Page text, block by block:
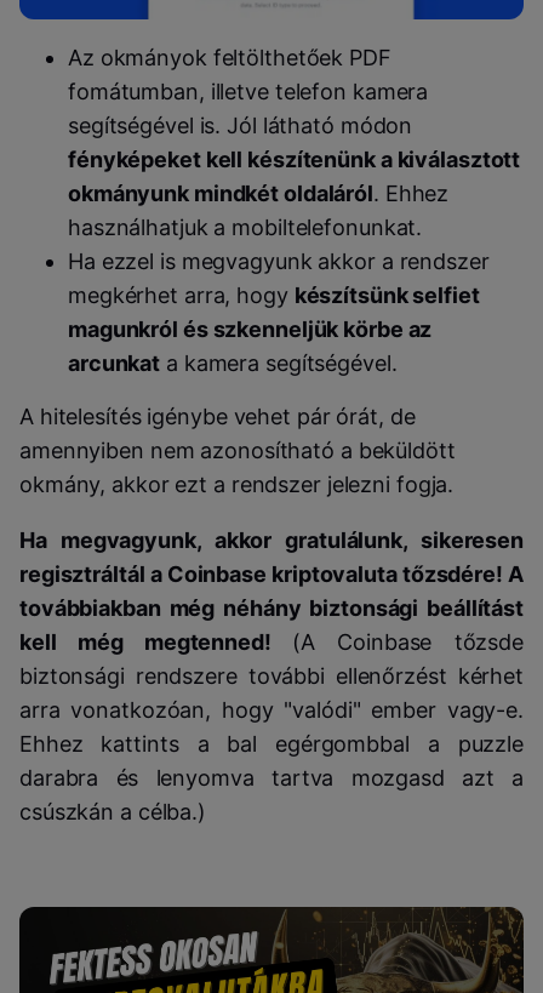
Az okmányok feltölthetőek PDF
fomátumban, illetve telefon kamera
segítségével is. Jól látható módon
fényképeket kell készítenünk a kiválasztott
okmányunk mindkét oldaláról. Ehhez
használhatjuk a mobiltelefonunkat.
Ha ezzel is megvagyunk akkor a rendszer
megkérhet arra, hogy készítsünk selfiet
magunkról és szkenneljük körbe az
arcunkat a kamera segítségével.
A hitelesítés igénybe vehet pár órát, de
amennyiben nem azonosítható a beküldött
okmány, akkor ezt a rendszer jelezni fogja.
Ha megvagyunk, akkor gratulálunk, sikeresen
regisztráltál a Coinbase kriptovaluta tőzsdére! A
továbbiakban még néhány biztonsági beállítást
kell még megtenned! (A Coinbase tőzsde
biztonsági rendszere további ellenőrzést kérhet
arra vonatkozóan, hogy "valódi" ember vagy-e.
Ehhez kattints a bal egérgombbal a puzzle
darabra és lenyomva tartva mozgasd azt a
csúszkán a célba.)